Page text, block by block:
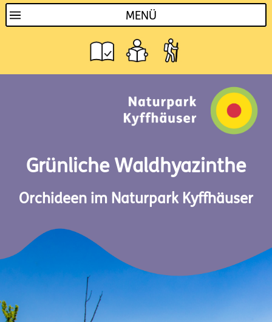
MENÜ
Grünliche Waldhyazinthe
Orchideen im Naturpark Kyffhäuser